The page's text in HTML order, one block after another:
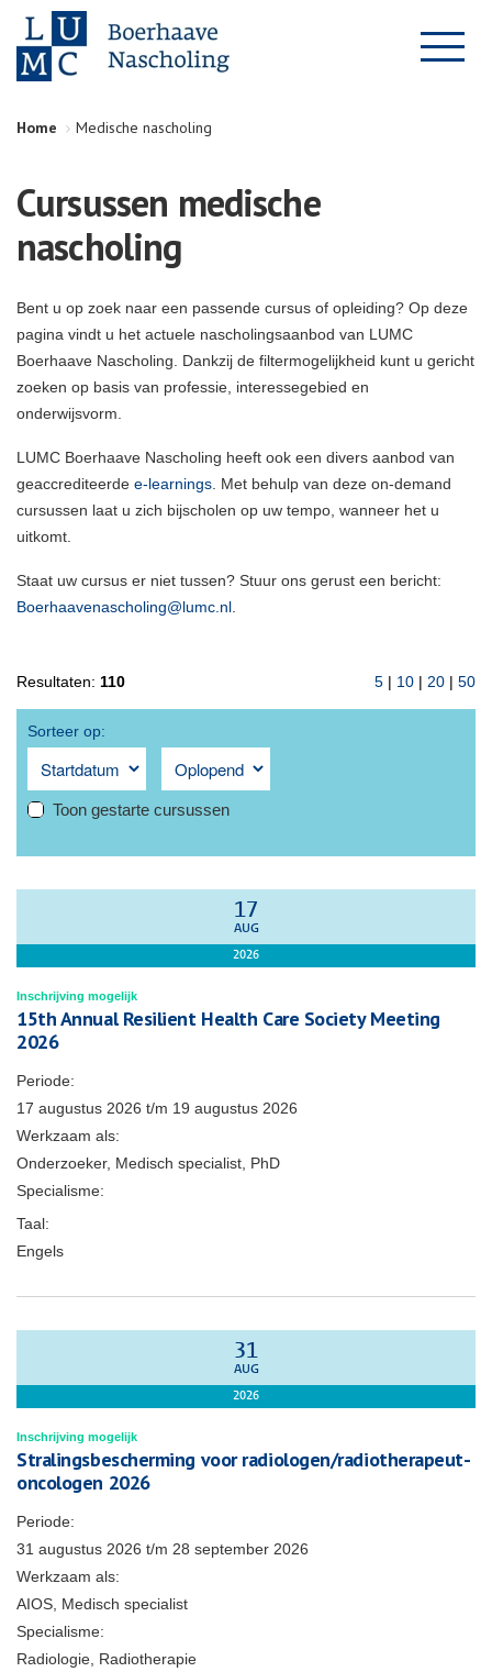
Home Medische nascholing
Cursussen medische
nascholing
Bent u op zoek naar een passende cursus of opleiding? Op deze
pagina vindt u het actuele nascholingsaanbod van LUMC
Boerhaave Nascholing. Dankzij de filtermogelijkheid kunt u gericht
zoeken op basis van professie, interessegebied en
onderwijsvorm.
LUMC Boerhaave Nascholing heeft ook een divers aanbod van
geaccrediteerde e-learnings . Met behulp van deze on-demand
cursussen laat u zich bijscholen op uw tempo, wanneer het u
uitkomt.
Staat uw cursus er niet tussen? Stuur ons gerust een bericht:
Boerhaavenascholing@lumc.nl
Resultaten: 110 5 | 10 | 20 | 50
Sorteer op:
Toon gestarte cursussen
17
AUG
2026
Inschrijving mogelijk
15th Annual Resilient Health Care Society Meeting
2026
Periode:
17 augustus 2026 t/m 19 augustus 2026
Werkzaam als:
Onderzoeker, Medisch specialist, PhD
Specialisme:
Taal:
Engels
31
AUG
2026
Inschrijving mogelijk
Stralingsbescherming voor radiologen/radiotherapeut-
oncologen 2026
Periode:
31 augustus 2026 t/m 28 september 2026
Werkzaam als:
AIOS, Medisch specialist
Specialisme:
Radiologie, Radiotherapie